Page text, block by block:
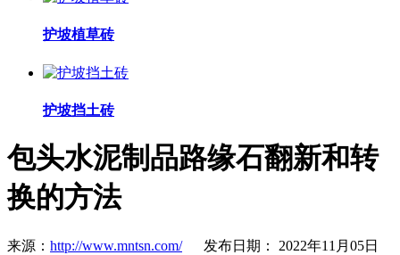
护坡植草砖
护坡挡土砖
包头水泥制品路缘石翻新和转
换的方法
来源： http://www.mntsn.com/发布日期： 2022年11月05日